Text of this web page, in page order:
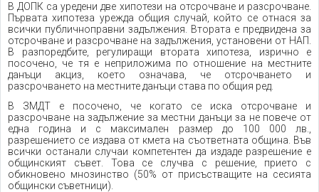
В ДОПК са уредени две хипотези на отсрочване и разсрочване.
Първата хипотеза урежда общия случай, който се отнася за
всички публичноправни задължения. Втората е предвидена за
отсрочване и разсрочване на задължения, установени от НАП.
В разпоредбите, регулиращи втората хипотеза, изрично е
посочено, че тя е неприложима по отношение на местните
данъци акциз, което означава, че отсрочването и
разсрочването на местните данъци става по общия ред.
В ЗМДТ е посочено, че когато се иска отсрочване и
разсрочване на задължение за местни данъци за не повече от
една година и с максимален размер до 100 000 лв.,
разрешението се издава от кмета на съответната община. Във
всички останали случаи компетентен да издаде разрешение е
общинският съвет. Това се случва с решение, прието с
обикновено мнозинство (50% от присъстващите на сесията
общински съветници).